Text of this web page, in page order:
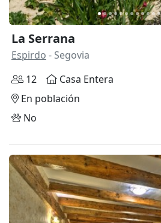
La Serrana
Espirdo - Segovia
12
Casa Entera
En población
No